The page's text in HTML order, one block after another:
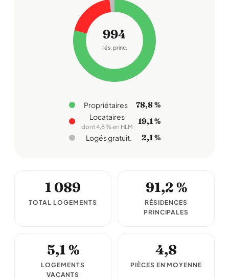
994
rés. princ.
Propriétaires 78,8 %
Locataires
dont 4,8 % en HLM
19,1 %
Logés gratuit. 2,1 %
1 089
TOTAL LOGEMENTS
91,2 %
RÉSIDENCES
PRINCIPALES
5,1 %
LOGEMENTS
VACANTS
4,8
PIÈCES EN MOYENNE